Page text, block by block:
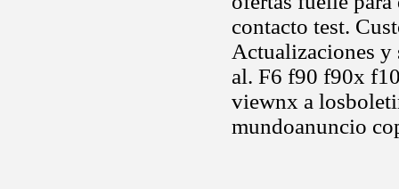
contacto test.
Actualizaciones y
al. F6 f90 f90x
viewnx a
mundoanuncio